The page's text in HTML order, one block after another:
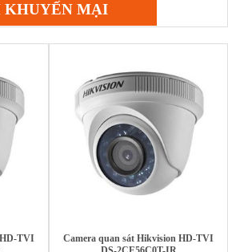
KHUYẾN MẠI
TVI
Camera quan sát Hikvision HD-TVI